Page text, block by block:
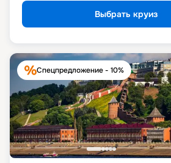
Выбрать круиз
Спецпредложение - 10%